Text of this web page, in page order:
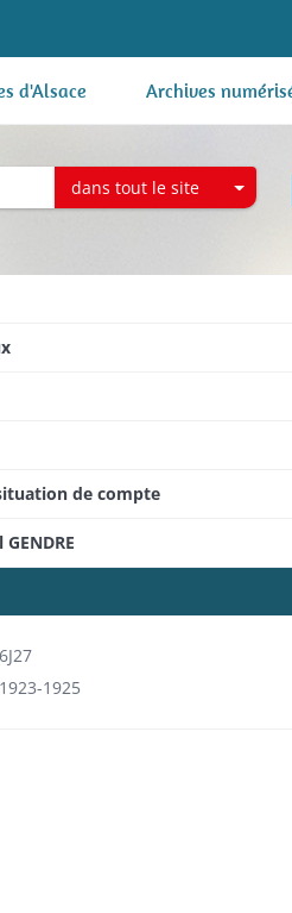
d'Alsace Archives
dans tout le site
de compte
6J27
1923-1925